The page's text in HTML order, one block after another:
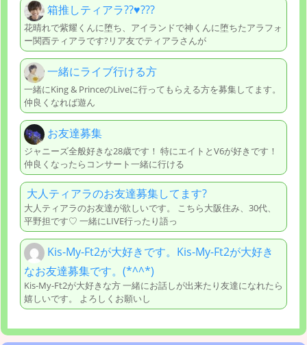
箱推しティアラ??♥️???
花晴れで紫耀くんに堕ち、アイランドで神くんに堕ちたアラフォ
ー関西ティアラです?リア友でティアラさんが
一緒にライブ行ける方
一緒にKing & PrinceのLiveに行ってもらえる方を募集してます。
仲良くなれば遊ん
お友達募集
ジャニーズ全般好きな28歳です！ 特にエイトとV6が好きです！
仲良くなったらコンサート一緒に行ける
大人ティアラのお友達募集してます?
大人ティアラのお友達が欲しいです。 こちら大阪住み、30代、
平野担です♡ 一緒にLIVE行ったり語っ
Kis-My-Ft2が大好きです。Kis-My-Ft2が大好き
なお友達募集です。(*^^*)
Kis-My-Ft2が大好きな方 一緒にお話しが出来たり友達になれたら
嬉しいです。 よろしくお願いし